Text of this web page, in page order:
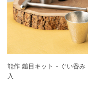
能作 鎚目キット - ぐい呑み
入